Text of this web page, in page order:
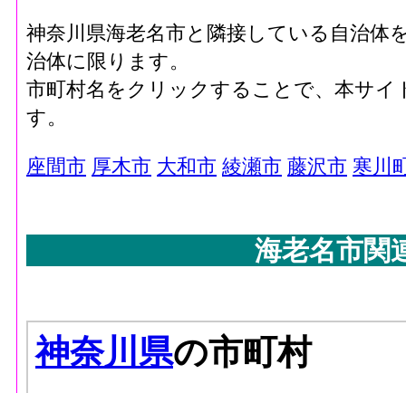
神奈川県海老名市と隣接している自治体
治体に限ります。
市町村名をクリックすることで、本サ
す。
座間市 厚木市 大和市 綾瀬市 藤沢市 寒川
海老名市関